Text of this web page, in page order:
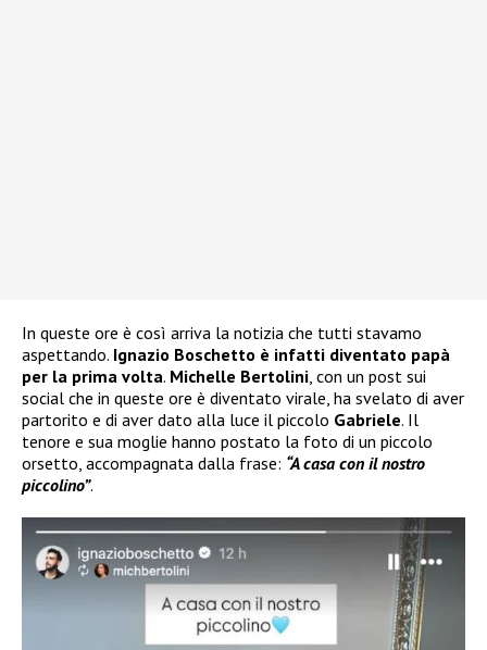
In queste ore è così arriva la notizia che tutti stavamo
aspettando. Ignazio Boschetto è infatti diventato papà
per la prima volta. Michelle Bertolini , con un post sui
social che in queste ore è diventato virale, ha svelato di aver
partorito e di aver dato alla luce il piccolo Gabriele. Il
tenore e sua moglie hanno postato la foto di un piccolo
orsetto, accompagnata dalla frase: “A casa con il nostro
piccolino”.